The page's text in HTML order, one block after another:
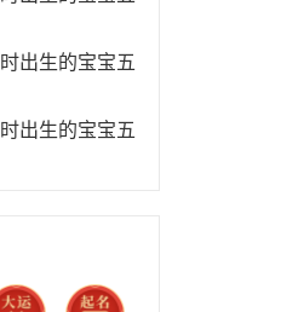
出生的宝宝五
出生的宝宝五